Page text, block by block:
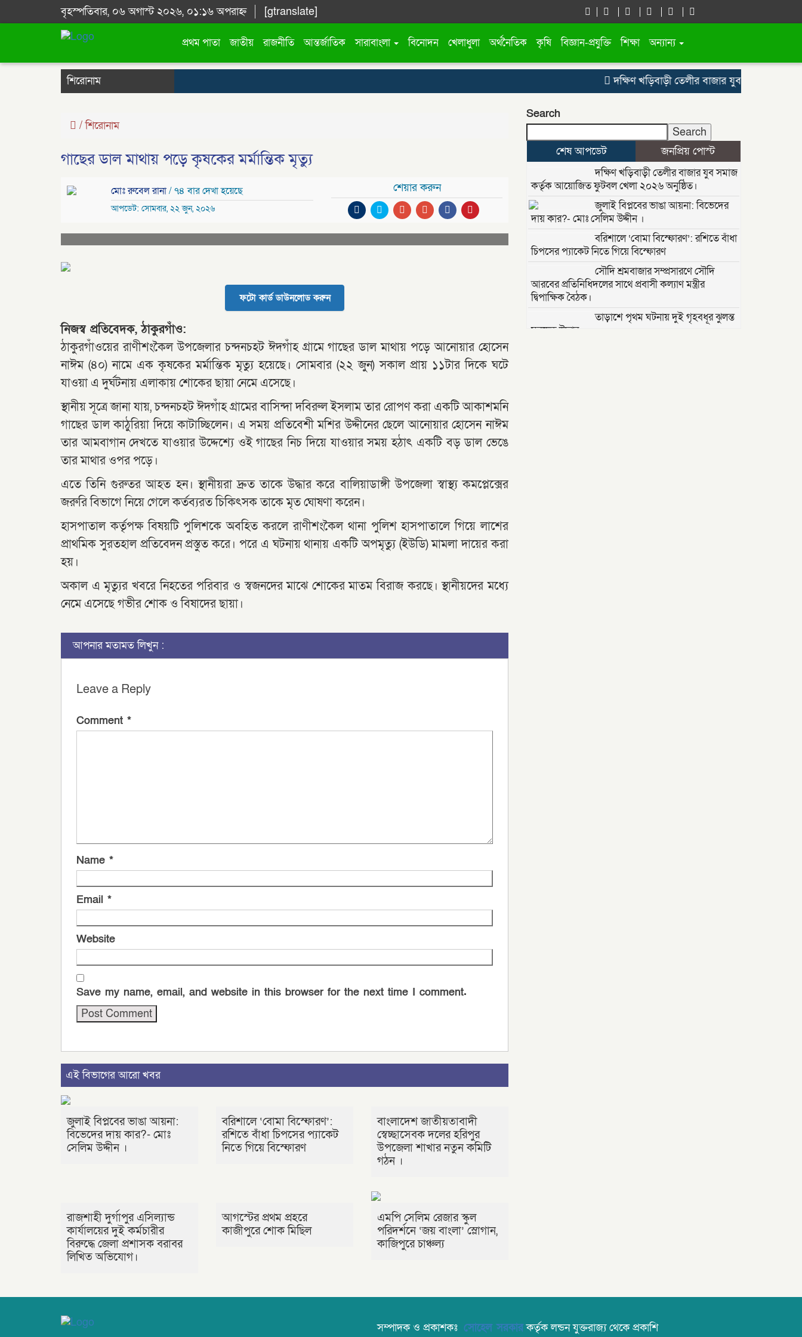
বৃহস্পতিবার, ০৬ অগাস্ট ২০২৬, ০১:১৬ অপরাহ্ন [gtranslate]
প্রথম পাতা জাতীয় রাজনীতি আন্তর্জাতিক সারাবাংলা বিনোদন খেলাধুলা অর্থনৈতিক কৃষি বিজ্ঞান-প্রযুক্তি শিক্ষা অন্যান্য
শিরোনাম দক্ষিণ খড়িবাড়ী তেলীর বাজার যুব সমাজ কর্তৃক
/শিরোনাম
গাছের ডাল মাথায় পড়ে কৃষকের মর্মান্তিক মৃত্যু
মোঃ রুবেল রানা/ ৭৪ বার দেখা হয়েছে
আপডেট: সোমবার, ২২ জুন, ২০২৬
শেয়ার করুন
ফটো কার্ড ডাউনলোড করুন
নিজস্ব প্রতিবেদক, ঠাকুরগাঁও:
ঠাকুরগাঁওয়ের রাণীশংকৈল উপজেলার চন্দনচহট ঈদগাঁহ গ্রামে গাছের ডাল মাথায় পড়ে আনোয়ার হোসেন
নাঈম (৪০) নামে এক কৃষকের মর্মান্তিক মৃত্যু হয়েছে। সোমবার (২২ জুন) সকাল প্রায় ১১টার দিকে ঘটে
যাওয়া এ দুর্ঘটনায় এলাকায় শোকের ছায়া নেমে এসেছে।
স্থানীয় সূত্রে জানা যায়, চন্দনচহট ঈদগাঁহ গ্রামের বাসিন্দা দবিরুল ইসলাম তার রোপণ করা একটি আকাশমনি
গাছের ডাল কাঠুরিয়া দিয়ে কাটাচ্ছিলেন। এ সময় প্রতিবেশী মশির উদ্দীনের ছেলে আনোয়ার হোসেন নাঈম
তার আমবাগান দেখতে যাওয়ার উদ্দেশ্যে ওই গাছের নিচ দিয়ে যাওয়ার সময় হঠাৎ একটি বড় ডাল ভেঙে
তার মাথার ওপর পড়ে।
এতে তিনি গুরুতর আহত হন। স্থানীয়রা দ্রুত তাকে উদ্ধার করে বালিয়াডাঙ্গী উপজেলা স্বাস্থ্য কমপ্লেক্সের
জরুরি বিভাগে নিয়ে গেলে কর্তব্যরত চিকিৎসক তাকে মৃত ঘোষণা করেন।
হাসপাতাল কর্তৃপক্ষ বিষয়টি পুলিশকে অবহিত করলে রাণীশংকৈল থানা পুলিশ হাসপাতালে গিয়ে লাশের
প্রাথমিক সুরতহাল প্রতিবেদন প্রস্তুত করে। পরে এ ঘটনায় থানায় একটি অপমৃত্যু (ইউডি) মামলা দায়ের করা
হয়।
অকাল এ মৃত্যুর খবরে নিহতের পরিবার ও স্বজনদের মাঝে শোকের মাতম বিরাজ করছে। স্থানীয়দের মধ্যে
নেমে এসেছে গভীর শোক ও বিষাদের ছায়া।
আপনার মতামত লিখুন :
Leave a Reply
Comment *
Name *
Email *
Website
Save my name, email, and website in this browser for the next time I comment.
এই বিভাগের আরো খবর
জুলাই বিপ্লবের ভাঙা আয়না:
বিভেদের দায় কার?- মোঃ
সেলিম উদ্দীন ।
বরিশালে ‘বোমা বিস্ফোরণ’:
রশিতে বাঁধা চিপসের প্যাকেট
নিতে গিয়ে বিস্ফোরণ
বাংলাদেশ জাতীয়তাবাদী
স্বেচ্ছাসেবক দলের হরিপুর
উপজেলা শাখার নতুন কমিটি
গঠন ।
রাজশাহী দুর্গাপুর এসিল্যান্ড
কার্যালয়ের দুই কর্মচারীর
বিরুদ্ধে জেলা প্রশাসক বরাবর
লিখিত অভিযোগ।
আগস্টের প্রথম প্রহরে
কাজীপুরে শোক মিছিল
এমপি সেলিম রেজার স্কুল
পরিদর্শনে ‘জয় বাংলা’ স্লোগান,
কাজিপুরে চাঞ্চল্য
Search
Search
শেষ আপডেট
জনপ্রিয় পোস্ট
দক্ষিণ খড়িবাড়ী তেলীর বাজার যুব সমাজ
কর্তৃক আয়োজিত ফুটবল খেলা ২০২৬ অনুষ্ঠিত।
জুলাই বিপ্লবের ভাঙা আয়না: বিভেদের
দায় কার?- মোঃ সেলিম উদ্দীন ।
বরিশালে ‘বোমা বিস্ফোরণ’: রশিতে বাঁধা
চিপসের প্যাকেট নিতে গিয়ে বিস্ফোরণ
সৌদি শ্রমবাজার সম্প্রসারণে সৌদি
আরবের প্রতিনিধিদলের সাথে প্রবাসী কল্যাণ মন্ত্রীর
দ্বিপাক্ষিক বৈঠক।
তাড়াশে পৃথম ঘটনায় দুই গৃহবধূর ঝুলন্ত
মরদেহ উদ্ধার
সম্পাদক ও প্রকাশকঃ সোহেল সরকারকর্তৃক লন্ডন যুক্তরাজ্য থেকে প্রকাশি